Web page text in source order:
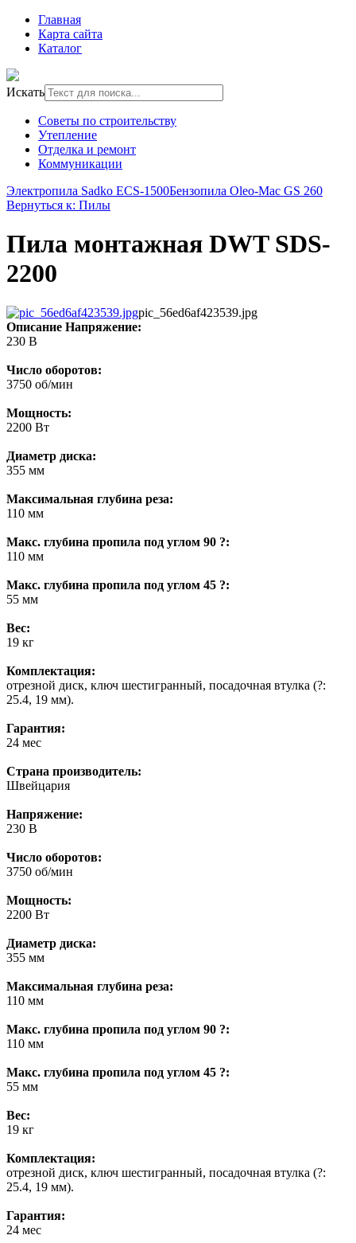
Главная
Карта сайта
Каталог
Искать
Советы по строительству
Утепление
Отделка и ремонт
Коммуникации
Электропила Sadko ECS-1500Бензопила Oleo-Mac GS 260
Вернуться к: Пилы
Пила монтажная DWT SDS-
2200
pic_56ed6af423539.jpg
Описание Напряжение:
230 В
Число оборотов:
3750 об/мин
Мощность:
2200 Вт
Диаметр диска:
355 мм
Максимальная глубина реза:
110 мм
Макс. глубина пропила под углом 90 ?:
110 мм
Макс. глубина пропила под углом 45 ?:
55 мм
Вес:
19 кг
Комплектация:
отрезной диск, ключ шестигранный, посадочная втулка (?:
25.4, 19 мм).
Гарантия:
24 мес
Страна производитель:
Швейцария
Напряжение:
230 В
Число оборотов:
3750 об/мин
Мощность:
2200 Вт
Диаметр диска:
355 мм
Максимальная глубина реза:
110 мм
Макс. глубина пропила под углом 90 ?:
110 мм
Макс. глубина пропила под углом 45 ?:
55 мм
Вес:
19 кг
Комплектация:
отрезной диск, ключ шестигранный, посадочная втулка (?:
25.4, 19 мм).
Гарантия:
24 мес